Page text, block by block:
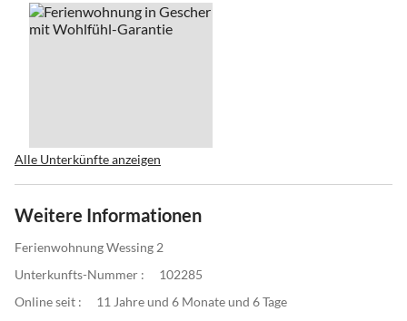
Alle Unterkünfte anzeigen
Weitere Informationen
Ferienwohnung Wessing 2
Unterkunfts-Nummer :
102285
Online seit :
11 Jahre und 6 Monate und 6 Tage